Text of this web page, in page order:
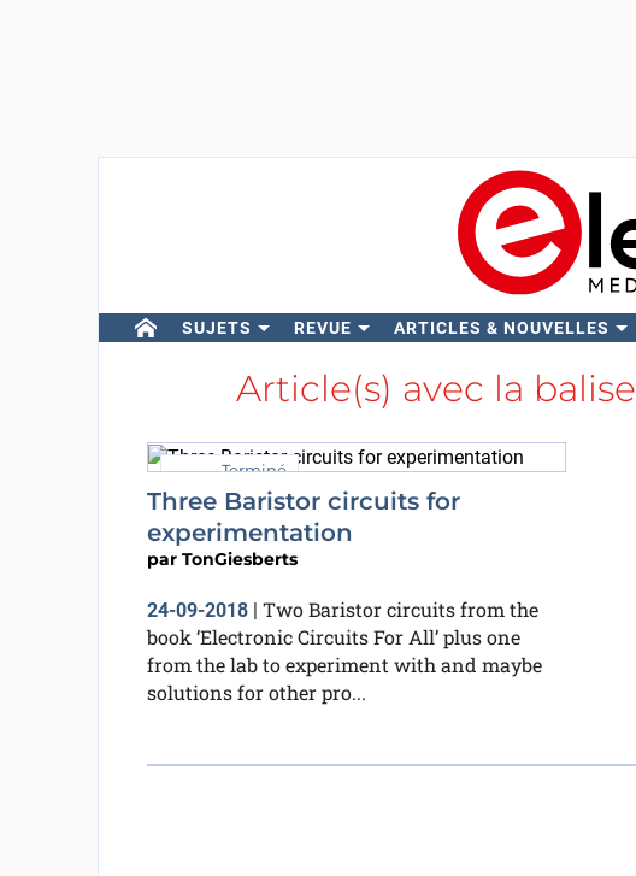
SUJETS REVUE ARTICLES & NOUVELLES
Article(s) avec la balise
Terminé
Three Baristor circuits for
experimentation
par TonGiesberts
24-09-2018| Two Baristor circuits from the
book ‘Electronic Circuits For All’ plus one
from the lab to experiment with and maybe
solutions for other pro...